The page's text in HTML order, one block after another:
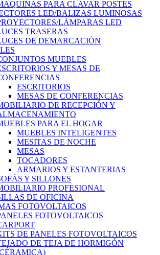
PARA CLAVAR POSTES
LED/BALIZAS LUMINOSAS
LÁMPARAS LED
TRASERAS
DE DEMARCACIÓN
MUEBLES
Y MESAS DE
ESCRITORIOS
MESAS DE CONFERENCIAS
DE RECEPCIÓN Y
PARA EL HOGAR
MUEBLES INTELIGENTES
MESITAS DE NOCHE
MESAS
TOCADORES
ARMARIOS Y ESTANTERIAS
Y SILLONES
PROFESIONAL
DE OFICINA
FOTOVOLTAICOS
FOTOVOLTAICOS
DE PANELES FOTOVOLTAICOS
DE TEJA DE HORMIGÓN